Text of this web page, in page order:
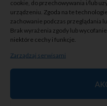
cookie, do przechowywania i/lub
urządzeniu. Zgoda na te
zachowanie podczas przeglądania
Brak wyrażenia zgody lub
niektóre cechy i funkcje.
Zarządzaj serwisami